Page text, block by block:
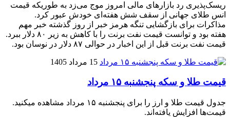
ریسک‌پذیری رد بازارهای مالی امروز موج می‌زد به طوریکه قیمت
انس طلای جهانی از سقف شش هفته‌ای خودش عبور کرد.
مذاکرات برای بازگشایی تنگه هرمز خبر از روز گذشته خبر مهم
هفته بود و توانست قیمت نفت برنت را با کاهش به زیر ۸۰ دلار ببرد.
قیمت نفت برنت قبل از این اخبار در حوالی ۸۷ دلار در نوسان بود.
15 مرداد 1405
قیمت طلا و سکه پنجشنبه ۱۵ مرداد
جدول قیمت طلا و ارز را برای پنجشنبه ۱۵ مرداد مشاهده میکنید.
قیمت‌ها افزایش یافته‌اند.